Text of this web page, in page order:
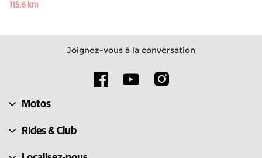
115,6 km
Joignez-vous à la conversation
Motos
Rides & Club